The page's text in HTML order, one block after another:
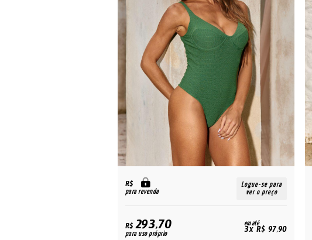
R$
para revenda
Logue-se para
ver o preço
R$293,70
para uso próprio
em até
3x R$ 97,90